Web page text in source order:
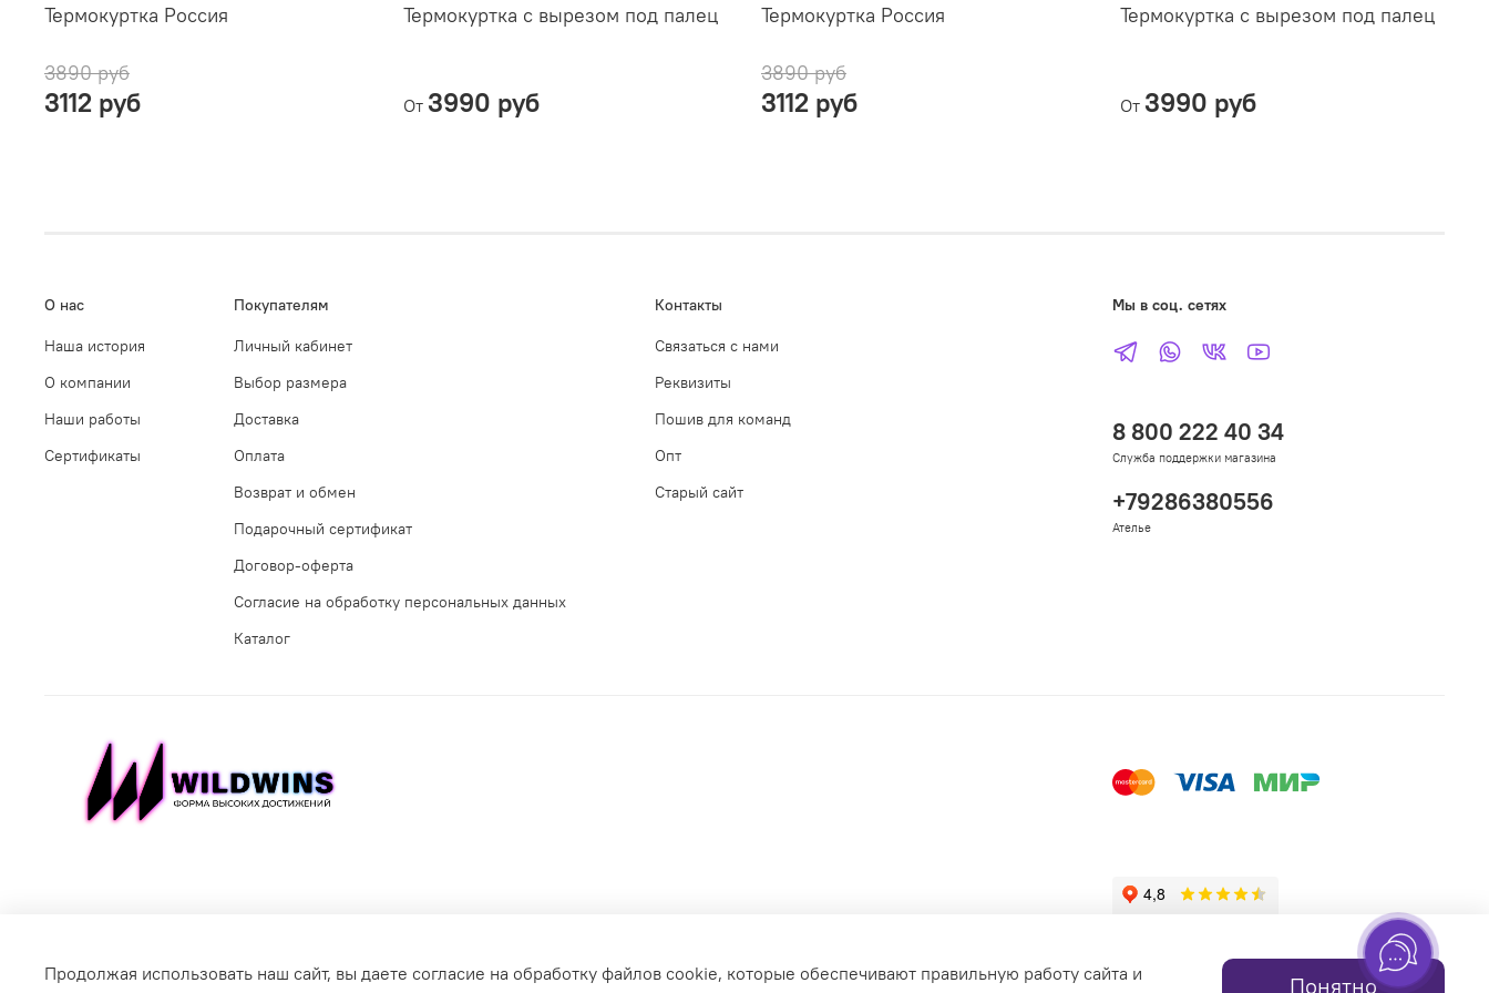
Термокуртка Россия
3890 руб
3112 руб
Термокуртка с вырезом под палец
От 3990 руб
Термокуртка Россия
3890 руб
3112 руб
Термокуртка с вырезом под палец
От 3990 руб
О нас
Наша история
О компании
Наши работы
Сертификаты
Покупателям
Личный кабинет
Выбор размера
Доставка
Оплата
Возврат и обмен
Подарочный сертификат
Договор-оферта
Согласие на обработку персональных данных
Каталог
Контакты
Связаться с нами
Реквизиты
Пошив для команд
Опт
Старый сайт
Мы в соц. сетях
8 800 222 40 34
Служба поддержки магазина
+79286380556
Ателье
Продолжая использовать наш сайт, вы даете согласие на обработку файлов cookie, которые обеспечивают правильную работу сайта и
Понятно